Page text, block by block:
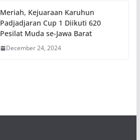
Meriah, Kejuaraan Karuhun
Padjadjaran Cup 1 Diikuti 620
Pesilat Muda se-Jawa Barat
December 24, 2024